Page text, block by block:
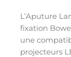
L’Aputure
fixation
une
projecteurs